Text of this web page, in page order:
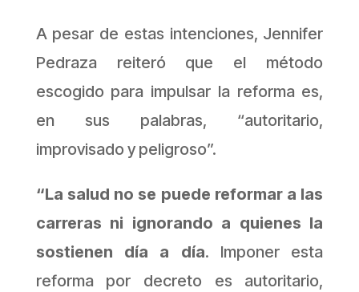
A pesar de estas intenciones, Jennifer
Pedraza reiteró que el método
escogido para impulsar la reforma es,
en sus palabras, “autoritario,
improvisado y peligroso”.
“La salud no se puede reformar a las
carreras ni ignorando a quienes la
sostienen día a día. Imponer esta
reforma por decreto es autoritario,